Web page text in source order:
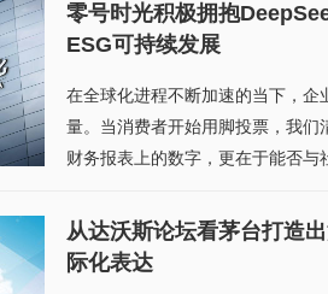
零号时光积极拥抱
ESG可持续发展
在全球化进程不断加速的当下，
量。当消费者开始用脚投票，我
财务报表上的数字，更在于能否与
从达沃斯论坛看茅台打造
际化表达